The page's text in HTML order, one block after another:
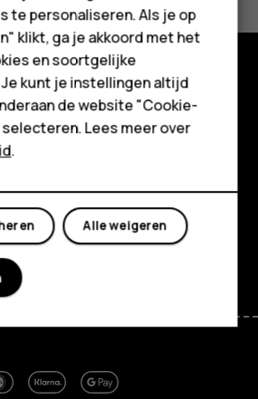
M
YoutubeLinkedinDiscord
te personaliseren. Als je op
klikt, ga je akkoord met het
en soortgelijke
kunt je instellingen altijd
de website "Cookie-
Lees meer over
.
Alle weigeren